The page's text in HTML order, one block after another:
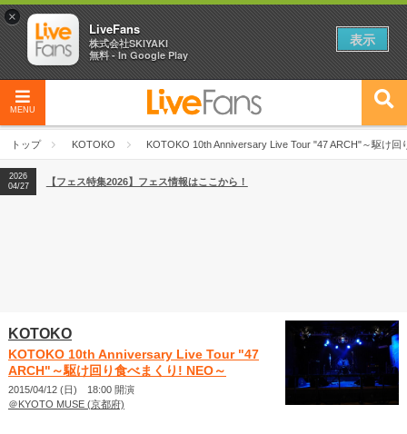
MENU
トップ KOTOKO KOTOKO 10th Anniversary Live Tour "47 ARCH"～駆け回
2026
04/27
2026
【ライブ動員ランキング】2026年上半期編発表！
2026
04/27
【フェス特集2026】フェス情報はここから！
KOTOKO
KOTOKO 10th Anniversary Live Tour "47
ARCH"～駆け回り食べまくり! NEO～
2015/04/12 (日) 18:00 開演
＠KYOTO MUSE (京都府)
×
LiveFans
株式会社SKIYAKI
無料 - In Google Play
表示